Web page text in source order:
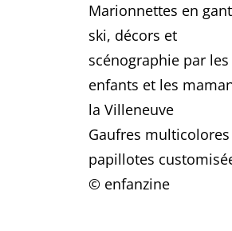
Marionnettes en
ski, décors et
scénographie par les
enfants et les
la Villeneuve
Gaufres
papillotes
© enfanzine